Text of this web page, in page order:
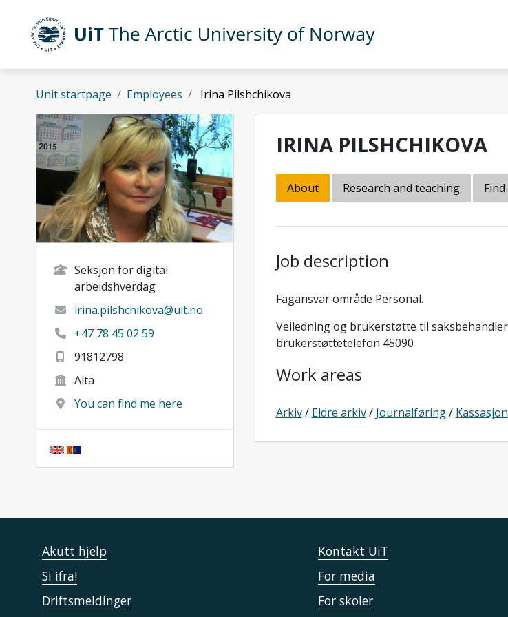
Skip to main content
UiT The Arctic University of Norway
Unit startpage Employees Irina Pilshchikova
Seksjon for digital
arbeidshverdag
irina.pilshchikova@uit.no
+47 78 45 02 59
91812798
Alta
You can find me here
IRINA PILSHCHIKOVA
About Research and teaching
Job description
Fagansvar område Personal.
Veiledning og brukerstøtte til
brukerstøttetelefon 45090
Work areas
Arkiv/ Eldre arkiv/ Journalføring/ Kassasjon
Akutt hjelp
Si ifra!
Driftsmeldinger
Kontakt UiT
For media
For skoler